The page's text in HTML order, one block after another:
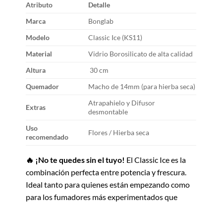
Atributo
Detalle
Marca
Bonglab
Modelo
Classic Ice (KS11)
Material
Vidrio Borosilicato de alta calidad
Altura
30 cm
Quemador
Macho de 14mm (para hierba seca)
Extras
Atrapahielo y Difusor
desmontable
Uso
recomendado
Flores / Hierba seca
🔥 ¡No te quedes sin el tuyo! El Classic Ice es la
combinación perfecta entre potencia y frescura.
Ideal tanto para quienes están empezando como
para los fumadores más experimentados que